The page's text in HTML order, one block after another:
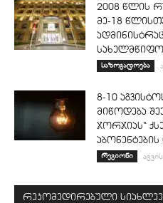
2008 წლის
მე-18
საზოგადოება
8-10
მიწოდება
ჯორჯიას“
რეგიონი
რეკომედირებული